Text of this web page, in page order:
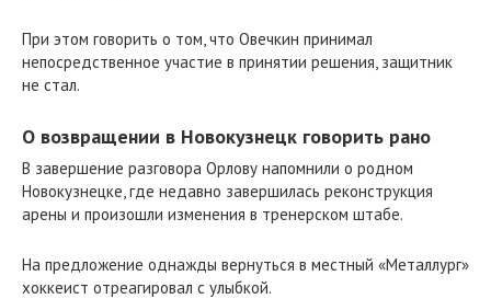
При этом говорить о том, что Овечкин принимал
непосредственное участие в принятии решения, защитник
не стал.
О возвращении в Новокузнецк говорить рано
В завершение разговора Орлову напомнили о родном
Новокузнецке, где недавно завершилась реконструкция
арены и произошли изменения в тренерском штабе.
На предложение однажды вернуться в местный «Металлург»
хоккеист отреагировал с улыбкой.